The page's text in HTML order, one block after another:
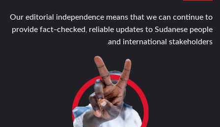
Our editorial independence means that we can continue to
provide fact-checked, reliable updates to Sudanese people
and international stakeholders.